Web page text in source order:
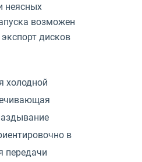
неясных
возможен
дисков
холодной
в
передачи